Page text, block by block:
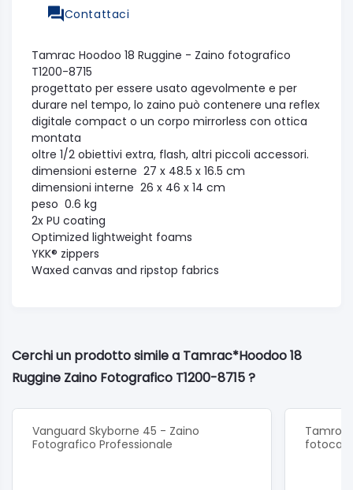
Contattaci
Tamrac Hoodoo 18 Ruggine - Zaino fotografico
T1200-8715
progettato per essere usato agevolmente e per
durare nel tempo, lo zaino può contenere una reflex
digitale compact o un corpo mirrorless con ottica
montata
oltre 1/2 obiettivi extra, flash, altri piccoli accessori.
dimensioni esterne 27 x 48.5 x 16.5 cm
dimensioni interne 26 x 46 x 14 cm
peso 0.6 kg
2x PU coating
Optimized lightweight foams
YKK® zippers
Waxed canvas and ripstop fabrics
Cerchi un prodotto simile a Tamrac*Hoodoo 18
Ruggine Zaino Fotografico T1200-8715 ?
Vanguard Skyborne 45 - Zaino
Fotografico Professionale
Tamron